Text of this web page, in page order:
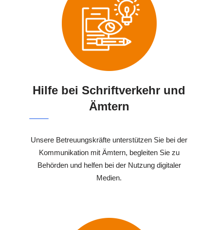
Hilfe bei Schriftverkehr und
Ämtern
Unsere Betreuungskräfte unterstützen Sie bei der
Kommunikation mit Ämtern, begleiten Sie zu
Behörden und helfen bei der Nutzung digitaler
Medien.